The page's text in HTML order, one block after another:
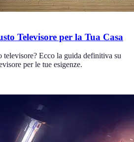
Televisore per la Tua Casa
televisore? Ecco la guida definitiva su
per le tue esigenze.